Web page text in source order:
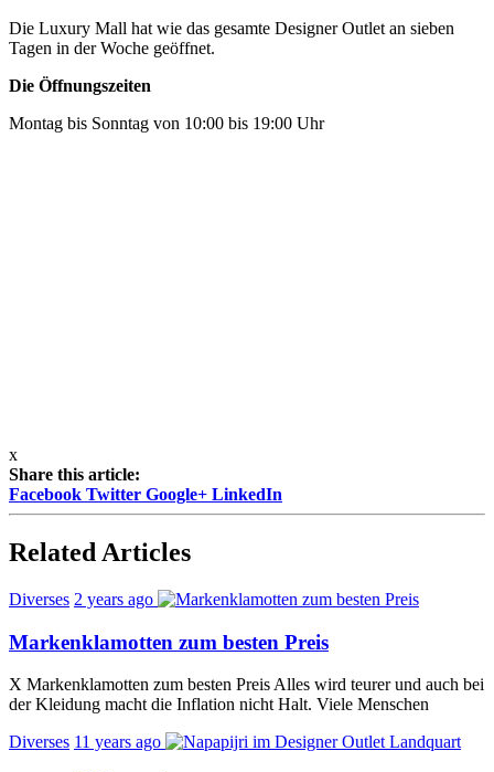
Die Luxury Mall hat wie das gesamte Designer Outlet an sieben
Tagen in der Woche geöffnet.
Die Öffnungszeiten
Montag bis Sonntag von 10:00 bis 19:00 Uhr
x
Share this article:
Facebook Twitter Google+ LinkedIn
Related Articles
Diverses 2 years ago
Markenklamotten zum besten Preis
X Markenklamotten zum besten Preis Alles wird teurer und auch bei
der Kleidung macht die Inflation nicht Halt. Viele Menschen
Diverses 11 years ago